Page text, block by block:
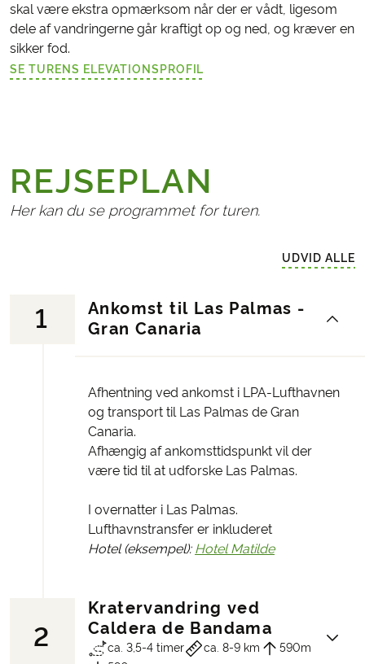
skal være ekstra opmærksom når der er vådt, ligesom
dele af vandringerne går kraftigt op og ned, og kræver en
sikker fod.
SE TURENS ELEVATIONSPROFIL
REJSEPLAN
Her kan du se programmet for turen.
UDVID ALLE
1
Ankomst til Las Palmas -
Gran Canaria
Afhentning ved ankomst i LPA-Lufthavnen
og transport til Las Palmas de Gran
Canaria.
Afhængig af ankomsttidspunkt vil der
være tid til at udforske Las Palmas.
I overnatter i Las Palmas.
Lufthavnstransfer er inkluderet
Hotel (eksempel): Hotel Matilde
2
Kratervandring ved
Caldera de Bandama
ca. 3,5-4 timer ca. 8-9 km
590m